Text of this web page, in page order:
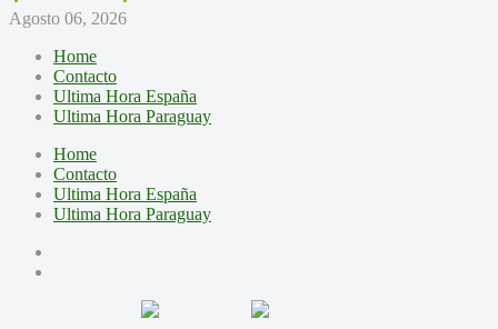
Agosto 06, 2026
Home
Contacto
Ultima Hora España
Ultima Hora Paraguay
Home
Contacto
Ultima Hora España
Ultima Hora Paraguay